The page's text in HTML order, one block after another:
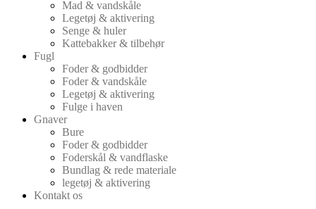
Mad & vandskåle
Legetøj & aktivering
Senge & huler
Kattebakker & tilbehør
Fugl
Foder & godbidder
Foder & vandskåle
Legetøj & aktivering
Fulge i haven
Gnaver
Bure
Foder & godbidder
Foderskål & vandflaske
Bundlag & rede materiale
legetøj & aktivering
Kontakt os